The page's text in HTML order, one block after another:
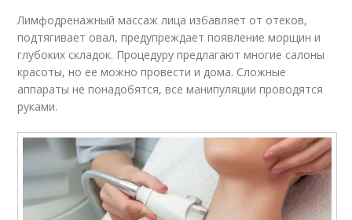
Лимфодренажный массаж лица избавляет от отеков,
подтягивает овал, предупреждает появление морщин и
глубоких складок. Процедуру предлагают многие салоны
красоты, но ее можно провести и дома. Сложные
аппараты не понадобятся, все манипуляции проводятся
руками.